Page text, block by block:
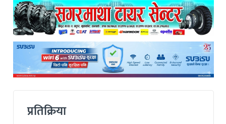
प्रतिक्रिया